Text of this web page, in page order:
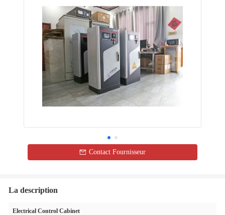
Contact Fournisseur
La description
Electrical Control Cabinet